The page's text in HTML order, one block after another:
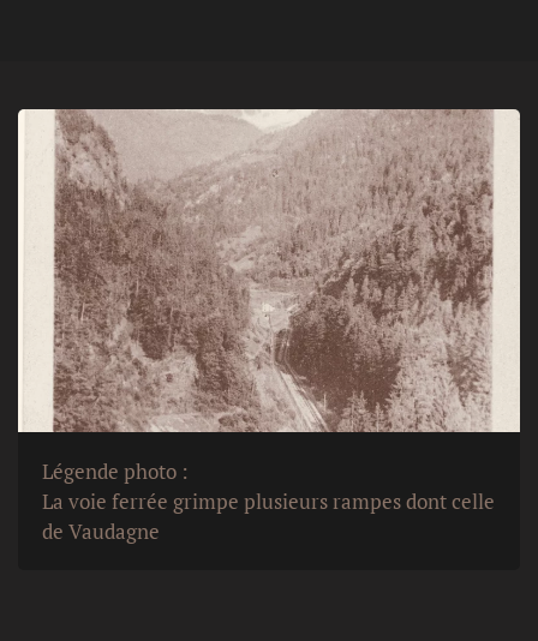
Légende photo :
La voie ferrée grimpe plusieurs rampes dont celle
de Vaudagne